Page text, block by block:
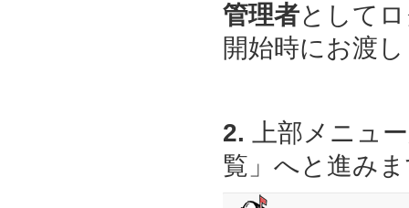
管理者として
開始時にお渡
2. 上部メニュ
覧」へと進み